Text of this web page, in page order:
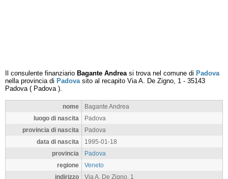
Il consulente finanziario Bagante Andreasi trova nel comune di Padova
nella provincia di Padovasito al recapito Via A. De Zigno, 1 - 35143
Padova( Padova).
nome
Bagante Andrea
luogo di nascita
Padova
provincia di nascita
Padova
data di nascita
1995-01-18
provincia
Padova
regione
Veneto
indirizzo
Via A. De Zigno, 1